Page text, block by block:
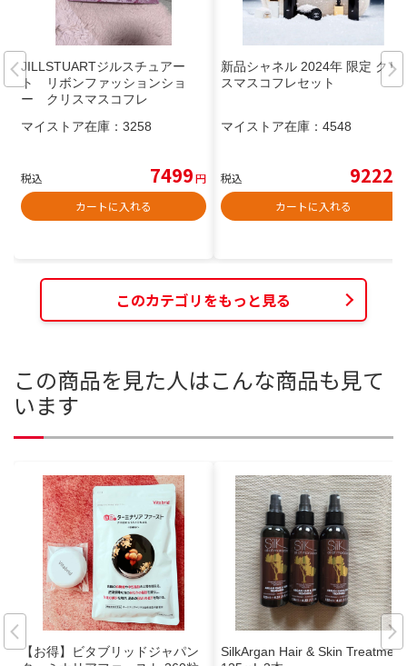
JILLSTUARTジルスチュアー
ト リボンファッションショ
ー クリスマスコフレ
マイストア在庫： 3258
税込 7499円
カートに入れる
新品シャネル 2024年 限定 クリ
スマスコフレセット
マイストア在庫： 4548
税込 9222
カートに入れる
このカテゴリをもっと見る
この商品を見た人はこんな商品も見て
います
【お得】ビタブリッドジャパン
SilkArgan Hair & Skin Treatment